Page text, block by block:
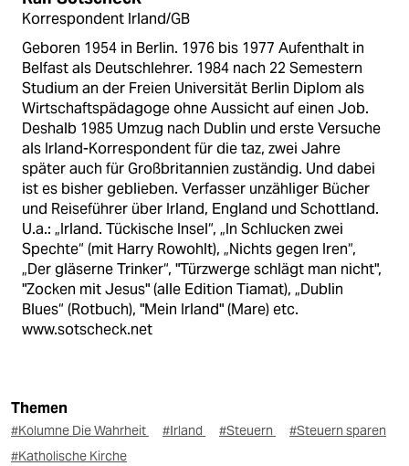
Korrespondent Irland/GB
Geboren 1954 in Berlin. 1976 bis 1977 Aufenthalt in
Belfast als Deutschlehrer. 1984 nach 22 Semestern
Studium an der Freien Universität Berlin Diplom als
Wirtschaftspädagoge ohne Aussicht auf einen Job.
Deshalb 1985 Umzug nach Dublin und erste Versuche
als Irland-Korrespondent für die taz, zwei Jahre
später auch für Großbritannien zuständig. Und dabei
ist es bisher geblieben. Verfasser unzähliger Bücher
und Reiseführer über Irland, England und Schottland.
U.a.: „Irland. Tückische Insel“, „In Schlucken zwei
Spechte“ (mit Harry Rowohlt), „Nichts gegen Iren“,
„Der gläserne Trinker“, "Türzwerge schlägt man nicht",
"Zocken mit Jesus" (alle Edition Tiamat), „Dublin
Blues“ (Rotbuch), "Mein Irland" (Mare) etc.
www.sotscheck.net
Themen
#Kolumne Die Wahrheit #Irland #Steuern
#Steuern sparen
#Katholische Kirche